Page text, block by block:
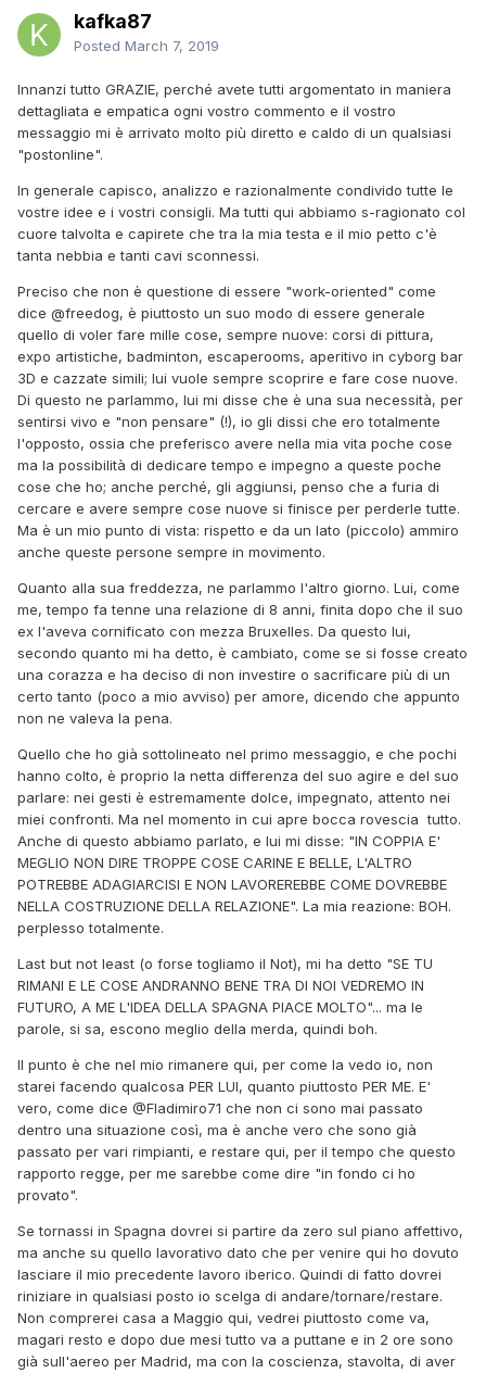
kafka87
Posted March 7, 2019
Innanzi tutto GRAZIE, perché avete tutti argomentato in maniera
dettagliata e empatica ogni vostro commento e il vostro
messaggio mi è arrivato molto più diretto e caldo di un qualsiasi
"postonline".
In generale capisco, analizzo e razionalmente condivido tutte le
vostre idee e i vostri consigli. Ma tutti qui abbiamo s-ragionato col
cuore talvolta e capirete che tra la mia testa e il mio petto c'è
tanta nebbia e tanti cavi sconnessi.
Preciso che non è questione di essere "work-oriented" come
dice @freedog, è piuttosto un suo modo di essere generale
quello di voler fare mille cose, sempre nuove: corsi di pittura,
expo artistiche, badminton, escaperooms, aperitivo in cyborg bar
3D e cazzate simili; lui vuole sempre scoprire e fare cose nuove.
Di questo ne parlammo, lui mi disse che è una sua necessità, per
sentirsi vivo e "non pensare" (!), io gli dissi che ero totalmente
l'opposto, ossia che preferisco avere nella mia vita poche cose
ma la possibilità di dedicare tempo e impegno a queste poche
cose che ho; anche perché, gli aggiunsi, penso che a furia di
cercare e avere sempre cose nuove si finisce per perderle tutte.
Ma è un mio punto di vista: rispetto e da un lato (piccolo) ammiro
anche queste persone sempre in movimento.
Quanto alla sua freddezza, ne parlammo l'altro giorno. Lui, come
me, tempo fa tenne una relazione di 8 anni, finita dopo che il suo
ex l'aveva cornificato con mezza Bruxelles. Da questo lui,
secondo quanto mi ha detto, è cambiato, come se si fosse creato
una corazza e ha deciso di non investire o sacrificare più di un
certo tanto (poco a mio avviso) per amore, dicendo che appunto
non ne valeva la pena.
Quello che ho già sottolineato nel primo messaggio, e che pochi
hanno colto, è proprio la netta differenza del suo agire e del suo
parlare: nei gesti è estremamente dolce, impegnato, attento nei
miei confronti. Ma nel momento in cui apre bocca rovescia tutto.
Anche di questo abbiamo parlato, e lui mi disse: "IN COPPIA E'
MEGLIO NON DIRE TROPPE COSE CARINE E BELLE, L'ALTRO
POTREBBE ADAGIARCISI E NON LAVOREREBBE COME DOVREBBE
NELLA COSTRUZIONE DELLA RELAZIONE". La mia reazione: BOH.
perplesso totalmente.
Last but not least (o forse togliamo il Not), mi ha detto "SE TU
RIMANI E LE COSE ANDRANNO BENE TRA DI NOI VEDREMO IN
FUTURO, A ME L'IDEA DELLA SPAGNA PIACE MOLTO"... ma le
parole, si sa, escono meglio della merda, quindi boh.
Il punto è che nel mio rimanere qui, per come la vedo io, non
starei facendo qualcosa PER LUI, quanto piuttosto PER ME. E'
vero, come dice @Fladimiro71 che non ci sono mai passato
dentro una situazione così, ma è anche vero che sono già
passato per vari rimpianti, e restare qui, per il tempo che questo
rapporto regge, per me sarebbe come dire "in fondo ci ho
provato".
Se tornassi in Spagna dovrei si partire da zero sul piano affettivo,
ma anche su quello lavorativo dato che per venire qui ho dovuto
lasciare il mio precedente lavoro iberico. Quindi di fatto dovrei
riniziare in qualsiasi posto io scelga di andare/tornare/restare.
Non comprerei casa a Maggio qui, vedrei piuttosto come va,
magari resto e dopo due mesi tutto va a puttane e in 2 ore sono
già sull'aereo per Madrid, ma con la coscienza, stavolta, di aver